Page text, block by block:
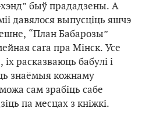
быў прададзены. А
давялося выпусціць яшчэ
“План Бабарозы”
сага пра Мінск. Усе
расказваюць бабулі і
знаёмыя кожнаму
сам зрабіць сабе
па месцах з кніжкі.